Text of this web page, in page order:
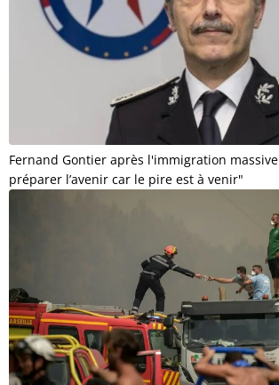
Fernand Gontier après l'immigration
préparer l’avenir car le pire est à venir"